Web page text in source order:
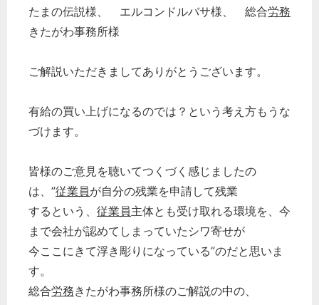
たまの伝説様、 エルコンドルバサ様、 総合労務
きたがわ事務所様
ご解説いただきましてありがとうございます。
有給の買い上げになるのでは？という考え方もうな
づけます。
皆様のご意見を聴いてつくづく感じましたの
は、”従業員が自分の残業を申請して残業
するという、 従業員主体とも受け取れる環境を、今
まで会社が認めてしまっていたシワ寄せが
今ここにきて浮き彫りになっている”のだと思いま
す。
総合労務きたがわ事務所様のご解説の中の、